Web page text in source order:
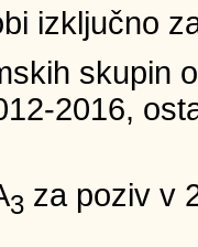
izključno
skupin
2016,
3 za poziv v